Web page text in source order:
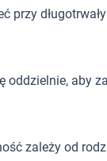
aby
zależy od